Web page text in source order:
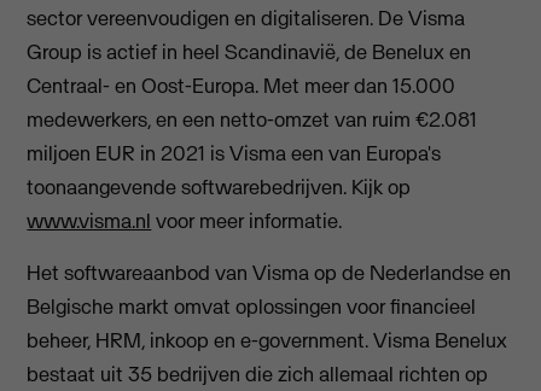
sector vereenvoudigen en digitaliseren. De Visma
Group is actief in heel Scandinavië, de Benelux en
Centraal- en Oost-Europa. Met meer dan 15.000
medewerkers, en een netto-omzet van ruim €2.081
miljoen EUR in 2021 is Visma een van Europa's
toonaangevende softwarebedrijven. Kijk op
www.visma.nl voor meer informatie.
Het softwareaanbod van Visma op de Nederlandse en
Belgische markt omvat oplossingen voor financieel
beheer, HRM, inkoop en e-government. Visma Benelux
bestaat uit 35 bedrijven die zich allemaal richten op